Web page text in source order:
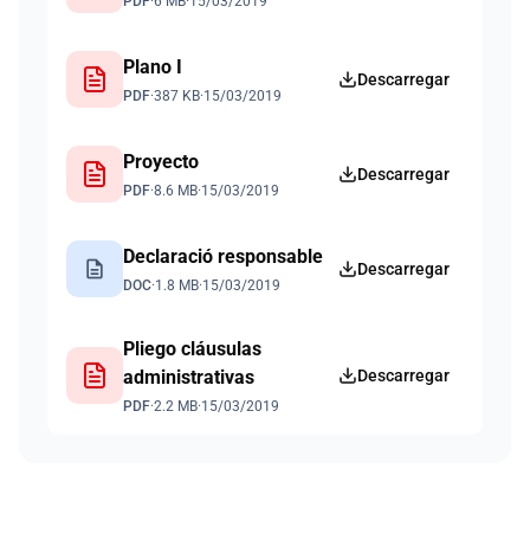
Plano I
PDF·387 KB·15/03/2019
Descarregar
Proyecto
PDF·8.6 MB·15/03/2019
Descarregar
description Declaració responsable
DOC·1.8 MB·15/03/2019
Descarregar
Pliego cláusulas
administrativas
PDF·2.2 MB·15/03/2019
Descarregar